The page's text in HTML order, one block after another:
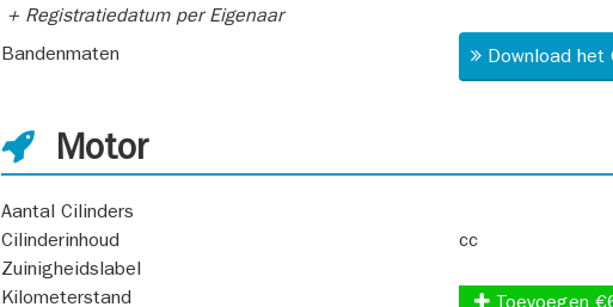
+ Registratiedatum per Eigenaar
Bandenmaten Download
Motor
Aantal Cilinders
Cilinderinhoud
cc
Zuinigheidslabel
Kilometerstand